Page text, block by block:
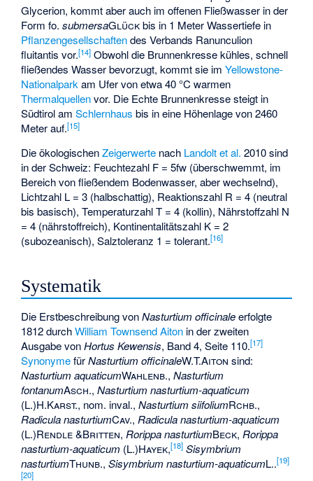
Glycerion, kommt aber auch im offenen Fließwasser in der
Form fo.submersaGlückbis in 1 Meter Wassertiefe in
Pflanzengesellschaftendes Verbands Ranunculion
fluitantis vor.[14] Obwohl die Brunnenkresse kühles, schnell
fließendes Wasser bevorzugt, kommt sie imYellowstone-
Nationalparkam Ufer von etwa 40 °C warmen
Thermalquellenvor. Die Echte Brunnenkresse steigt in
Südtirol amSchlernhaus bis in eine Höhenlage von 2460
Meter auf.[15]
Die ökologischenZeigerwerte nach Landolt et al. 2010 sind
in der Schweiz: Feuchtezahl F = 5fw (überschwemmt, im
Bereich von fließendem Bodenwasser, aber wechselnd),
Lichtzahl L = 3 (halbschattig), Reaktionszahl R = 4 (neutral
bis basisch), Temperaturzahl T = 4 (kollin), Nährstoffzahl N
= 4 (nährstoffreich), Kontinentalitätszahl K = 2
(subozeanisch), Salztoleranz 1 = tolerant.[16]
Systematik
Die Erstbeschreibung vonNasturtium officinaleerfolgte
1812 durchWilliam Townsend Aiton in der zweiten
Ausgabe vonHortus Kewensis, Band 4, Seite 110.[17]
SynonymefürNasturtium officinaleW.T.Aiton sind:
Nasturtium aquaticumWahlenb.,Nasturtium
fontanumAsch.,Nasturtium nasturtium-aquaticum
(L.)H.Karst., nom. inval.,Nasturtium siifoliumRchb.,
Radicula nasturtiumCav., Radicula nasturtium-aquaticum
(L.)Rendle&Britten, Rorippa nasturtiumBeck, Rorippa
nasturtium-aquaticum (L.)Hayek,[18] Sisymbrium
nasturtiumThunb.,Sisymbrium nasturtium-aquaticumL..[19]
[20]